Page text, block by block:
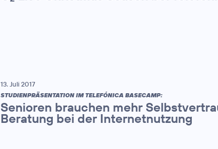
13. Juli 2017
STUDIENPRÄSENTATION IM TELEFÓNICA BASECAMP:
Senioren brauchen mehr
Beratung bei der Internetnutzung